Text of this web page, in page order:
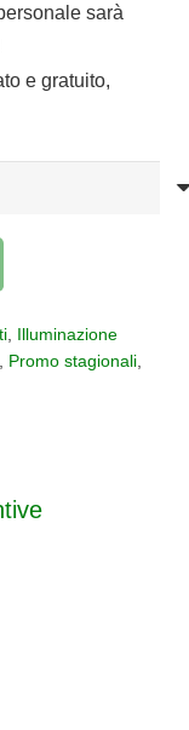
sarà
e gratuito,
, Illuminazione
Promo stagionali